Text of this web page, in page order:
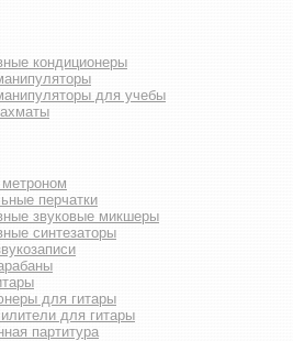
кондиционеры
для учебы
перчатки
звуковые микшеры
синтезаторы
для гитары
для гитары
партитура